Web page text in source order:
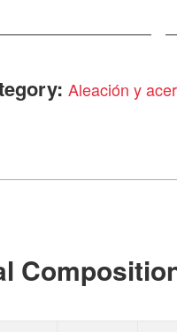
Aleación y